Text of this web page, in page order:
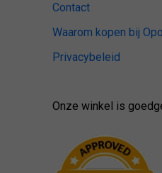
Contact
Waarom kopen bij
Privacybeleid
Onze winkel is